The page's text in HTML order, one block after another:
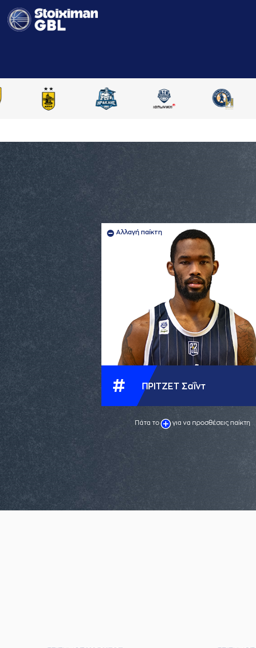
STOIXIMAN GBL 2025-2026
# ΠΡΙΤΖΕΤ Σαΐντ
Αλλαγή παίκτη
Πάτα το για να προσθέσεις παίκτη